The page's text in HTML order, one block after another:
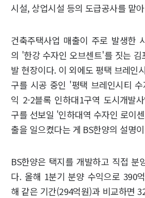
시설, 상업시설 등의 도급공사를 맡
건축주택사업 매출이 주로 발생한
의 '한강 수자인 오브센트'를 짓는 김
발 현장이다. 이 외에도 평택 브레인
구를 시공 중인 '평택 브레인시티
익 2-2블록 인하대1구역 도시개발
구를 선보일 '인하대역 수자인 로이
출을 일으켰다는 게 BS한양의 설명
BS한양은 택지를 개발하고 직접 분
다. 올해 1분기 분양 수익으로 390
해 같은 기간(294억원)과 비교하면